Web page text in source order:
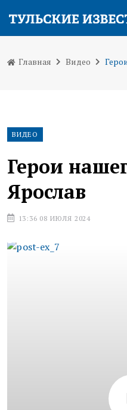
Главная Видео
ВИДЕО
Герои
Ярослав
13:36 08 ИЮЛЯ 2024